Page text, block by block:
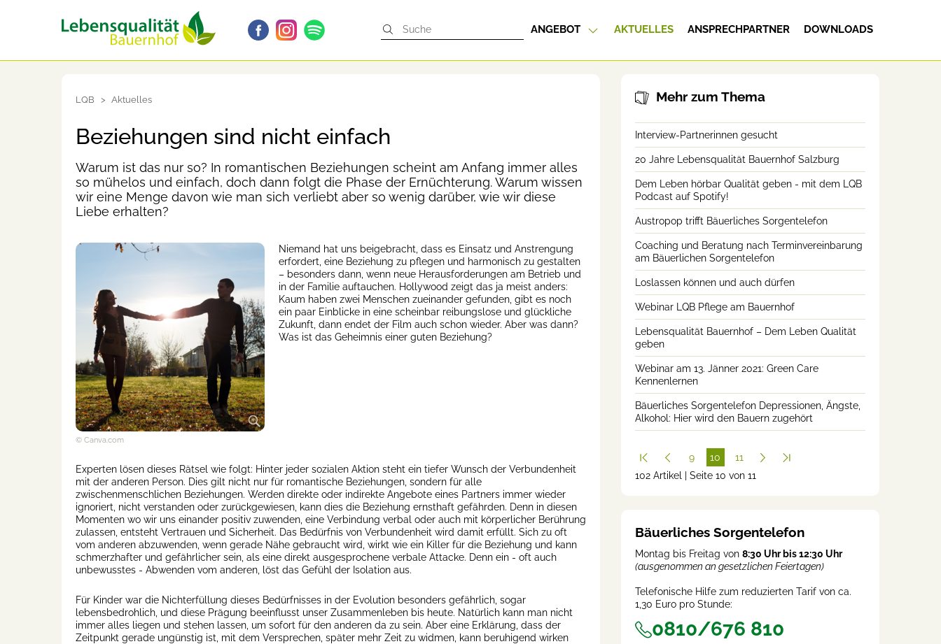
ANGEBOT AKTUELLES ANSPRECHPARTNER DOWNLOADS
LQB Aktuelles
Beziehungen sind nicht einfach
Warum ist das nur so? In romantischen Beziehungen scheint am Anfang immer alles
so mühelos und einfach, doch dann folgt die Phase der Ernüchterung. Warum wissen
wir eine Menge davon wie man sich verliebt aber so wenig darüber, wie wir diese
Liebe erhalten?
© Canva.com
Niemand hat uns beigebracht, dass es Einsatz und Anstrengung
erfordert, eine Beziehung zu pflegen und harmonisch zu gestalten
– besonders dann, wenn neue Herausforderungen am Betrieb und
in der Familie auftauchen. Hollywood zeigt das ja meist anders:
Kaum haben zwei Menschen zueinander gefunden, gibt es noch
ein paar Einblicke in eine scheinbar reibungslose und glückliche
Zukunft, dann endet der Film auch schon wieder. Aber was dann?
Was ist das Geheimnis einer guten Beziehung?
Experten lösen dieses Rätsel wie folgt: Hinter jeder sozialen Aktion steht ein tiefer Wunsch der Verbundenheit
mit der anderen Person. Dies gilt nicht nur für romantische Beziehungen, sondern für alle
zwischenmenschlichen Beziehungen. Werden direkte oder indirekte Angebote eines Partners immer wieder
ignoriert, nicht verstanden oder zurückgewiesen, kann dies die Beziehung ernsthaft gefährden. Denn in diesen
Momenten wo wir uns einander positiv zuwenden, eine Verbindung verbal oder auch mit körperlicher Berührung
zulassen, entsteht Vertrauen und Sicherheit. Das Bedürfnis von Verbundenheit wird damit erfüllt. Sich zu oft
vom anderen abzuwenden, wenn gerade Nähe gebraucht wird, wirkt wie ein Killer für die Beziehung und kann
schmerzhafter und gefährlicher sein, als eine direkt ausgesprochene verbale Attacke. Denn ein - oft auch
unbewusstes - Abwenden vom anderen, löst das Gefühl der Isolation aus.
Für Kinder war die Nichterfüllung dieses Bedürfnisses in der Evolution besonders gefährlich, sogar
lebensbedrohlich, und diese Prägung beeinflusst unser Zusammenleben bis heute. Natürlich kann man nicht
immer alles liegen und stehen lassen, um sofort für den anderen da zu sein. Aber eine Erklärung, dass der
Zeitpunkt gerade ungünstig ist, mit dem Versprechen, später mehr Zeit zu widmen, kann beruhigend wirken
Mehr zum Thema
Interview-Partnerinnen gesucht
20 Jahre Lebensqualität Bauernhof Salzburg
Dem Leben hörbar Qualität geben - mit dem LQB
Podcast auf Spotify!
Austropop trifft Bäuerliches Sorgentelefon
Coaching und Beratung nach Terminvereinbarung
am Bäuerlichen Sorgentelefon
Loslassen können und auch dürfen
Webinar LQB Pflege am Bauernhof
Lebensqualität Bauernhof – Dem Leben Qualität
geben
Webinar am 13. Jänner 2021: Green Care
Kennenlernen
Bäuerliches Sorgentelefon Depressionen, Ängste,
Alkohol: Hier wird den Bauern zugehört
9
10
(cur
11
102 Artikel | Seite 10 von 11
Bäuerliches Sorgentelefon
Montag bis Freitag von 8:30 Uhr bis 12:30 Uhr
(ausgenommen an gesetzlichen Feiertagen)
Telefonische Hilfe zum reduzierten Tarif von ca.
1,30 Euro pro Stunde:
0810/676 810